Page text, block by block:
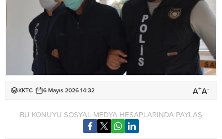
KKTC 6 Mayıs 2026 14:32 A+A-
BU KONUYU SOSYAL MEDYA HESAPLARINDA PAYLAŞ